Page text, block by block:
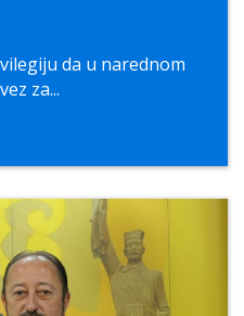
da u narednom
za...